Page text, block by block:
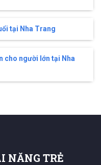
tại Nha Trang
cho người lớn tại Nha
NĂNG TRẺ